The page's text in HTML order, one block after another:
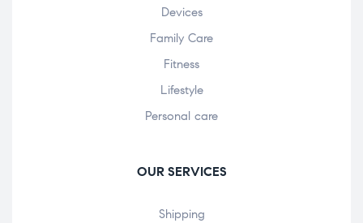
Devices
Family Care
Fitness
Lifestyle
Personal care
OUR SERVICES
Shipping